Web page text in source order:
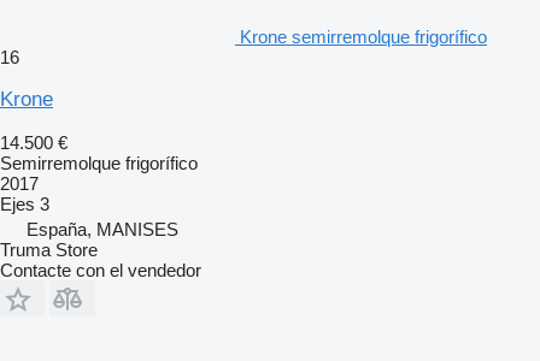
Krone semirremolque frigorífico
16
Krone
14.500 €
Semirremolque frigorífico
2017
Ejes 3
España, MANISES
Truma Store
Contacte con el vendedor